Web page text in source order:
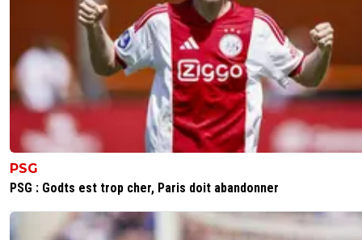
PSG
PSG : Godts est trop cher, Paris doit abandonner